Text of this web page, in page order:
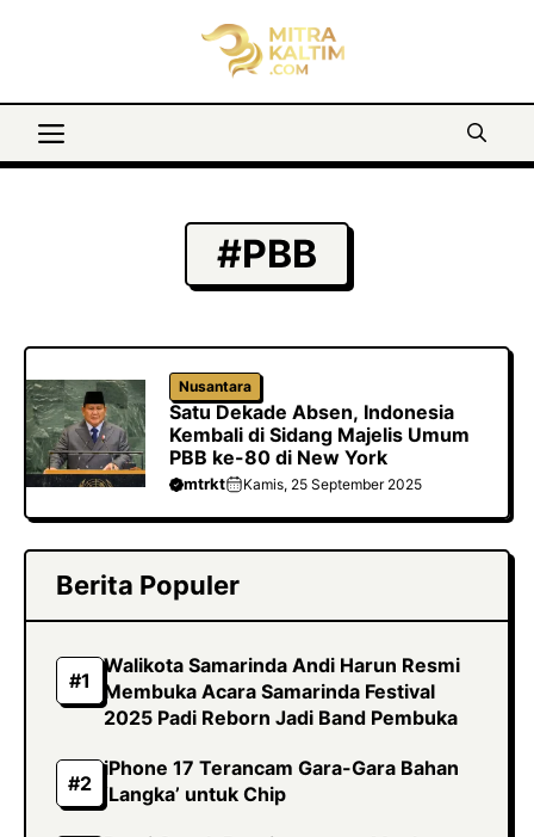
Menu
#PBB
Nusantara
Satu Dekade Absen, Indonesia
Kembali di Sidang Majelis Umum
PBB ke-80 di New York
mtrkt Kamis, 25 September 2025
Berita Populer
Walikota Samarinda Andi Harun Resmi
Membuka Acara Samarinda Festival
2025 Padi Reborn Jadi Band Pembuka
iPhone 17 Terancam Gara-Gara Bahan
‘Langka’ untuk Chip